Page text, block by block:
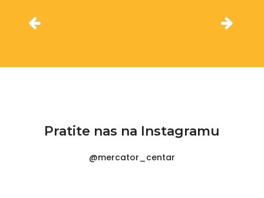
Pratite nas na Instagramu
@mercator_centar